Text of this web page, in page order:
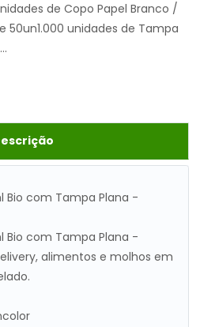
de Copo Papel Branco /
50un1.000 unidades de Tampa
Bio com Tampa Plana -
Bio com Tampa Plana -
alimentos e molhos em